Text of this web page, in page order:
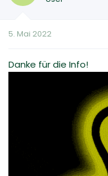
5. Mai 2022
Danke für die Info!